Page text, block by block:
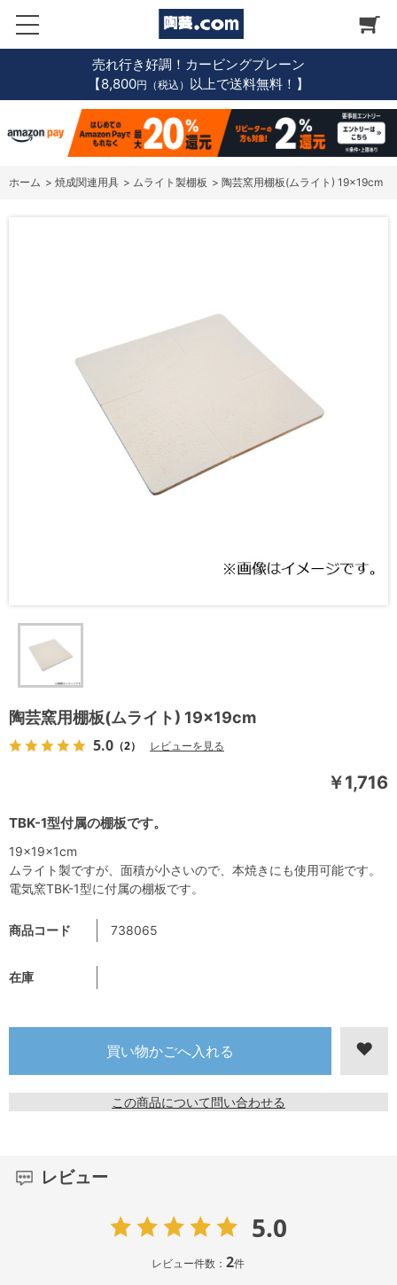
売れ行き好調！カービングプレーン
【8,800円（税込） 以上で送料無料！】
ホーム > 焼成関連用具 > ムライト製棚板 > 陶芸窯用棚板(ムライト) 19×19cm
陶芸窯用棚板(ムライト) 19×19cm
5.0 （2） レビューを見る
TBK-1型付属の棚板です。
￥1,716
商品コード 738065
在庫
この商品について問い合わせる
19×19×1cm
ムライト製ですが、面積が小さいので、本焼きにも使用可能です。
電気窯TBK-1型に付属の棚板です。
レビュー
5.0
レビュー件数：2件